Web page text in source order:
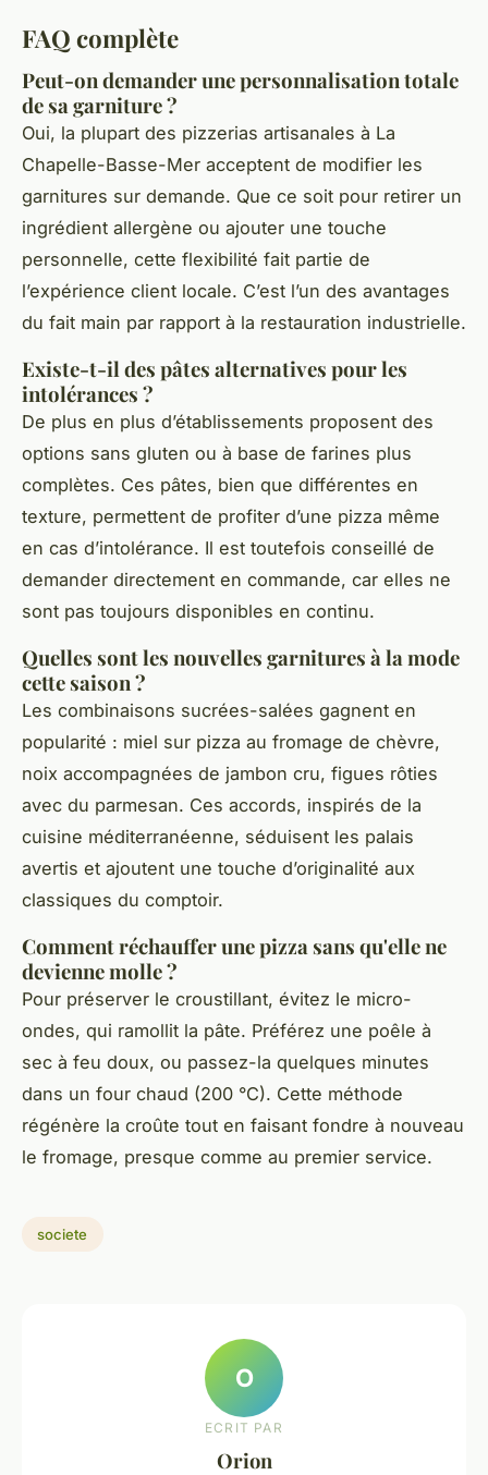
FAQ complète
Peut-on demander une personnalisation totale
de sa garniture ?
Oui, la plupart des pizzerias artisanales à La
Chapelle-Basse-Mer acceptent de modifier les
garnitures sur demande. Que ce soit pour retirer un
ingrédient allergène ou ajouter une touche
personnelle, cette flexibilité fait partie de
l’expérience client locale. C’est l’un des avantages
du fait main par rapport à la restauration industrielle.
Existe-t-il des pâtes alternatives pour les
intolérances ?
De plus en plus d’établissements proposent des
options sans gluten ou à base de farines plus
complètes. Ces pâtes, bien que différentes en
texture, permettent de profiter d’une pizza même
en cas d’intolérance. Il est toutefois conseillé de
demander directement en commande, car elles ne
sont pas toujours disponibles en continu.
Quelles sont les nouvelles garnitures à la mode
cette saison ?
Les combinaisons sucrées-salées gagnent en
popularité : miel sur pizza au fromage de chèvre,
noix accompagnées de jambon cru, figues rôties
avec du parmesan. Ces accords, inspirés de la
cuisine méditerranéenne, séduisent les palais
avertis et ajoutent une touche d’originalité aux
classiques du comptoir.
Comment réchauffer une pizza sans qu'elle ne
devienne molle ?
Pour préserver le croustillant, évitez le micro-
ondes, qui ramollit la pâte. Préférez une poêle à
sec à feu doux, ou passez-la quelques minutes
dans un four chaud (200 °C). Cette méthode
régénère la croûte tout en faisant fondre à nouveau
le fromage, presque comme au premier service.
societe
O
ECRIT PAR
Orion